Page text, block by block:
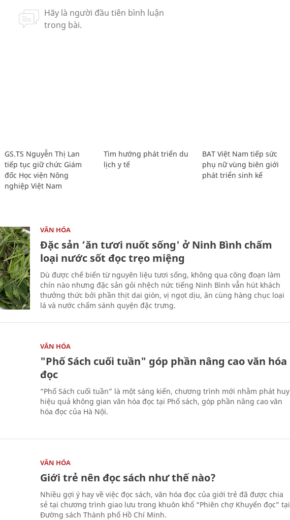
GS.TS Nguyễn Thị Lan
tiếp tục giữ chức Giám
đốc Học viện Nông
nghiệp Việt Nam
Tìm hướng phát triển du
lịch y tế
BAT Việt Nam tiếp sức
phụ nữ vùng biên giới
phát triển sinh kế
VĂN HÓA
Đặc sản ‘ăn tươi nuốt sống' ở Ninh Bình chấm
loại nước sốt đọc trẹo miệng
Dù được chế biến từ nguyên liệu tươi sống, không qua công đoạn làm
chín nào nhưng đặc sản gỏi nhệch nức tiếng Ninh Bình vẫn hút khách
thưởng thức bởi phần thịt dai giòn, vị ngọt dịu, ăn cùng hàng chục loại
lá và nước chấm sánh quyện đặc trưng.
VĂN HÓA
"Phố Sách cuối tuần" góp phần nâng cao văn hóa
đọc
“Phố Sách cuối tuần” là một sáng kiến, chương trình mới nhằm phát huy
hiệu quả không gian văn hóa đọc tại Phố sách, góp phần nâng cao văn
hóa đọc của Hà Nội.
VĂN HÓA
Giới trẻ nên đọc sách như thế nào?
Nhiều gợi ý hay về việc đọc sách, văn hóa đọc của giới trẻ đã được chia
sẻ tại chương trình giao lưu trong khuôn khổ “Phiên chợ Khuyến đọc” tại
Đường sách Thành phố Hồ Chí Minh.